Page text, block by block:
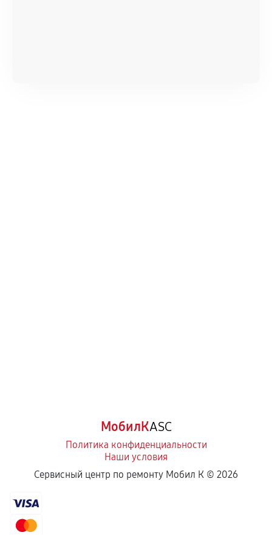
МобилКASC
Политика конфиденциальности
Наши условия
Сервисный центр по ремонту Мобил К © 2026